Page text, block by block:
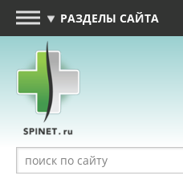
РАЗДЕЛЫ САЙТА